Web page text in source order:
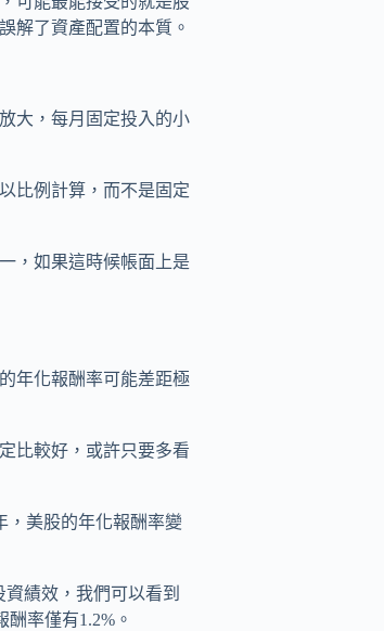
解了資產配置的本質。
大，每月固定投入的小
比例計算，而不是固定
，如果這時候帳面上是
年化報酬率可能差距極
比較好，或許只要多看
，美股的年化報酬率變
資績效，我們可以看到
率僅有1.2%。